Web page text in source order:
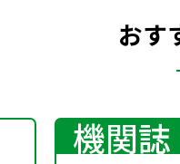
おす
機関